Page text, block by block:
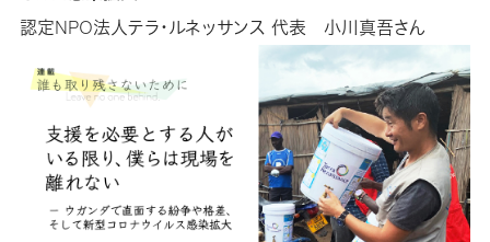
認定NPO法人テラ・ルネッサンス 代表 小川真吾さん